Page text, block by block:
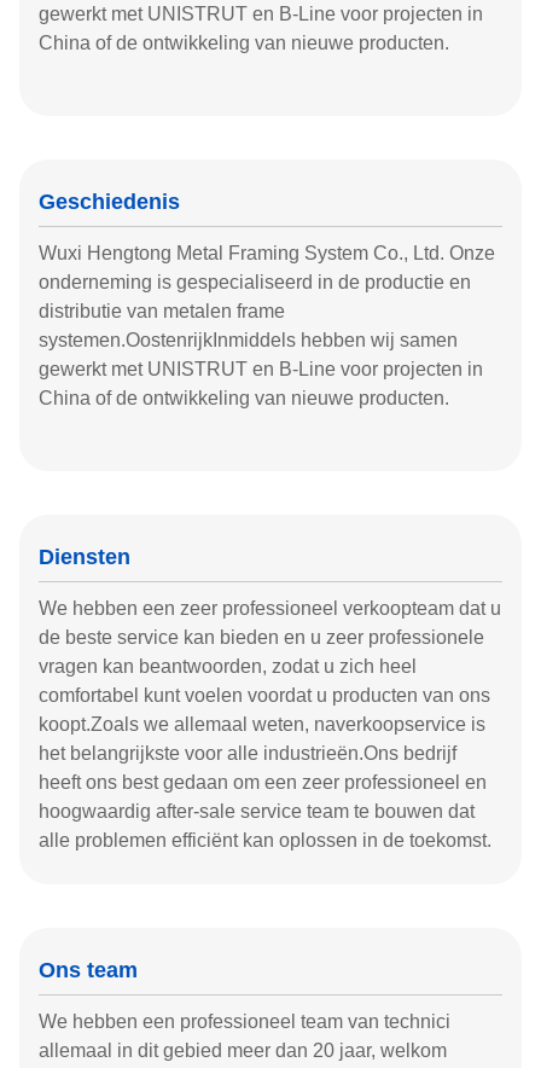
gewerkt met UNISTRUT en B-Line voor projecten in
China of de ontwikkeling van nieuwe producten.
Geschiedenis
Wuxi Hengtong Metal Framing System Co., Ltd. Onze
onderneming is gespecialiseerd in de productie en
distributie van metalen frame
systemen.OostenrijkInmiddels hebben wij samen
gewerkt met UNISTRUT en B-Line voor projecten in
China of de ontwikkeling van nieuwe producten.
Diensten
We hebben een zeer professioneel verkoopteam dat u
de beste service kan bieden en u zeer professionele
vragen kan beantwoorden, zodat u zich heel
comfortabel kunt voelen voordat u producten van ons
koopt.Zoals we allemaal weten, naverkoopservice is
het belangrijkste voor alle industrieën.Ons bedrijf
heeft ons best gedaan om een zeer professioneel en
hoogwaardig after-sale service team te bouwen dat
alle problemen efficiënt kan oplossen in de toekomst.
Ons team
We hebben een professioneel team van technici
allemaal in dit gebied meer dan 20 jaar, welkom